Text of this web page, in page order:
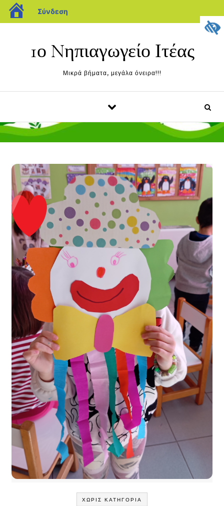
blogs.sch.gr
Σύνδεση
1ο Nηπιαγωγείο Ιτέας
Μικρά βήματα, μεγάλα όνειρα!!!
ΧΩΡΊΣ ΚΑΤΗΓΟΡΊΑ